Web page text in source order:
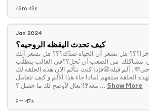
48m 48s
Jan 2024
كيف تحدث اليقظه الروحيه؟
هل تشعر أن الحياه ضدّك؟؟؟ هل تشعر أنك
مشاكلك من الصعب أن تُحل؟؟في الغالب يتطلّب
ألم قبله😩فإذا كنت تتألم الان هذه الحلقة لك
الحلقة ستفهم لماذا جاء هذا الألم و كيف تتعامل
معه❓‼️تعال لأوضح لك ما حصل ؟ ... Show More
9m 47s